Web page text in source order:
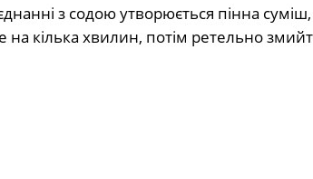
з содою утворюється пінна суміш,
кілька хвилин, потім ретельно